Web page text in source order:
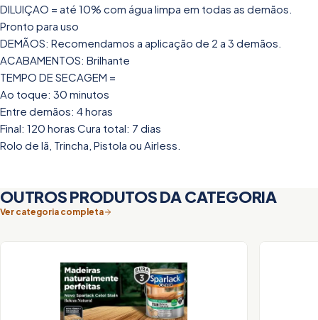
DILUIÇAO = até 10% com água limpa em todas as demãos.
Pronto para uso
DEMÃOS: Recomendamos a aplicação de 2 a 3 demãos.
ACABAMENTOS: Brilhante
TEMPO DE SECAGEM =
Ao toque: 30 minutos
Entre demãos: 4 horas
Final: 120 horas Cura total: 7 dias
Rolo de lã, Trincha, Pistola ou Airless.
OUTROS PRODUTOS DA CATEGORIA
Ver categoria completa